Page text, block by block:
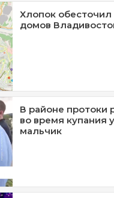
Хлопок
домов
В районе протоки
во время купания
мальчик